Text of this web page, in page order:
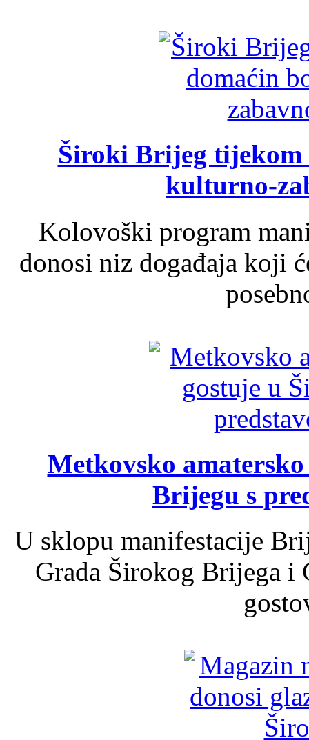
Široki Brijeg tijekom
kulturno-
Kolovoški program
donosi niz događaja koji
Metkovsko
Brijegu s
U sklopu manifestacije
Grada Širokog Brijega